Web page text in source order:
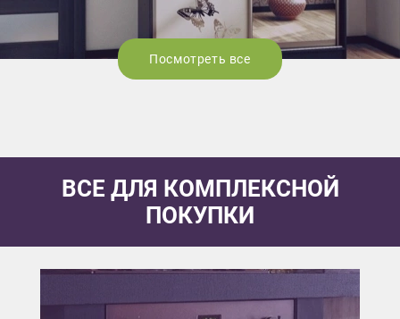
Посмотреть все
ВСЕ ДЛЯ КОМПЛЕКСНОЙ
ПОКУПКИ